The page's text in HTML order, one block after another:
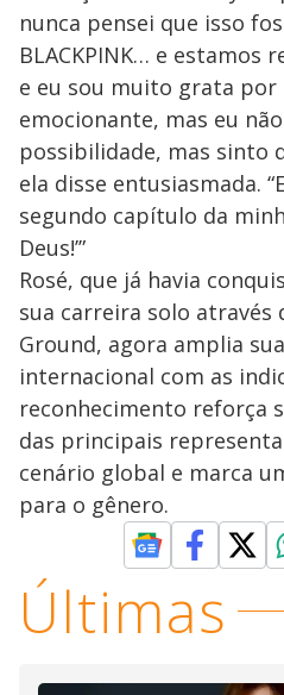
nunca pensei que isso
BLACKPINK… e estamos
e eu sou muito grata por
emocionante, mas eu
possibilidade, mas sinto
ela disse entusiasmada.
segundo capítulo da
Deus!’”
Rosé, que já havia
sua carreira solo através
Ground, agora amplia
internacional com as
reconhecimento reforça
das principais
cenário global e marca
para o gênero.
Últimas